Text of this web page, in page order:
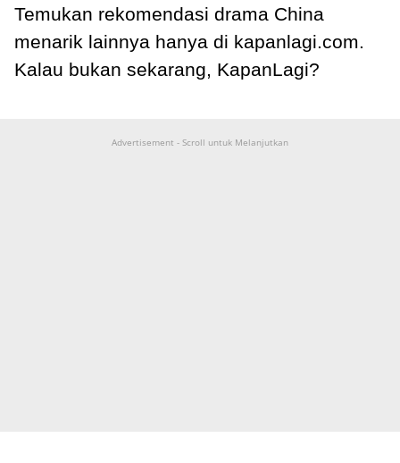
Temukan rekomendasi drama China
menarik lainnya hanya di kapanlagi.com.
Kalau bukan sekarang, KapanLagi?
Advertisement - Scroll untuk Melanjutkan